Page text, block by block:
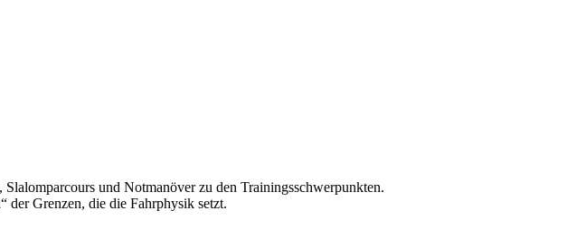
und Notmanöver zu den Trainingsschwerpunkten.
der Grenzen, die die Fahrphysik setzt.